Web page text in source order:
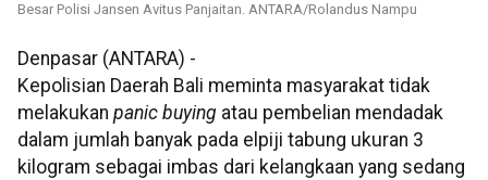
Besar Polisi Jansen Avitus Panjaitan. ANTARA/Rolandus Nampu
Denpasar (ANTARA) -
Kepolisian Daerah Bali meminta masyarakat tidak
melakukan panic buying atau pembelian mendadak
dalam jumlah banyak pada elpiji tabung ukuran 3
kilogram sebagai imbas dari kelangkaan yang sedang